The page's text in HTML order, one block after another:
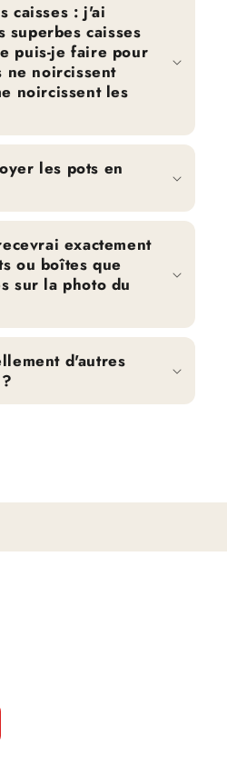
caisses : j'ai
superbes caisses
puis-je faire pour
ne noircissent
noircissent les
les pots en
exactement
ou boîtes que
sur la photo du
d'autres